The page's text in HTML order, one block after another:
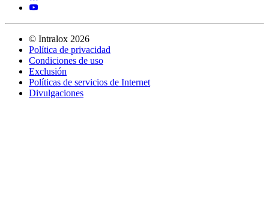
© Intralox 2026
Política de privacidad
Condiciones de uso
Exclusión
Políticas de servicios de Internet
Divulgaciones